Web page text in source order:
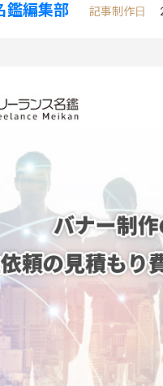
鑑編集部 記事制作日